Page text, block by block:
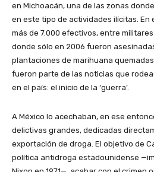
en Michoacán, una de las zonas
en este tipo de actividades ilícitas.
más de 7.000 efectivos, entre
donde sólo en 2006 fueron
plantaciones de marihuana
fueron parte de las noticias que
en el país: el inicio de la ‘guerra’.
A México lo acechaban, en ese
delictivas grandes, dedicadas
exportación de droga. El objetivo de
política antidroga estadounidense